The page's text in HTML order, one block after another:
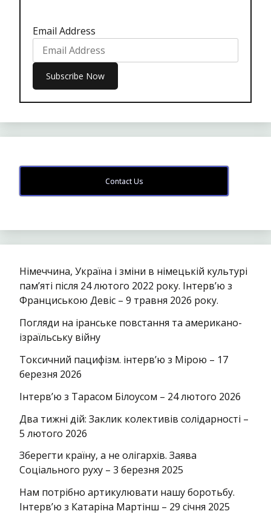
Email Address
Contact Us
Німеччина, Україна і зміни в німецькій культурі
пам’яті після 24 лютого 2022 року. Інтерв’ю з
Франциською Девіс – 9 травня 2026 року.
Погляди на іранське повстання та американо-
ізраїльську війну
Токсичний пацифізм. інтерв’ю з Мірою – 17
березня 2026
Інтерв’ю з Тарасом Білоусом – 24 лютого 2026
Два тижні дій: Заклик колективів солідарності –
5 лютого 2026
Зберегти країну, а не олігархів. Заява
Соціального руху – 3 березня 2025
Нам потрібно артикулювати нашу боротьбу.
Інтерв’ю з Катаріна Мартінш – 29 січня 2025